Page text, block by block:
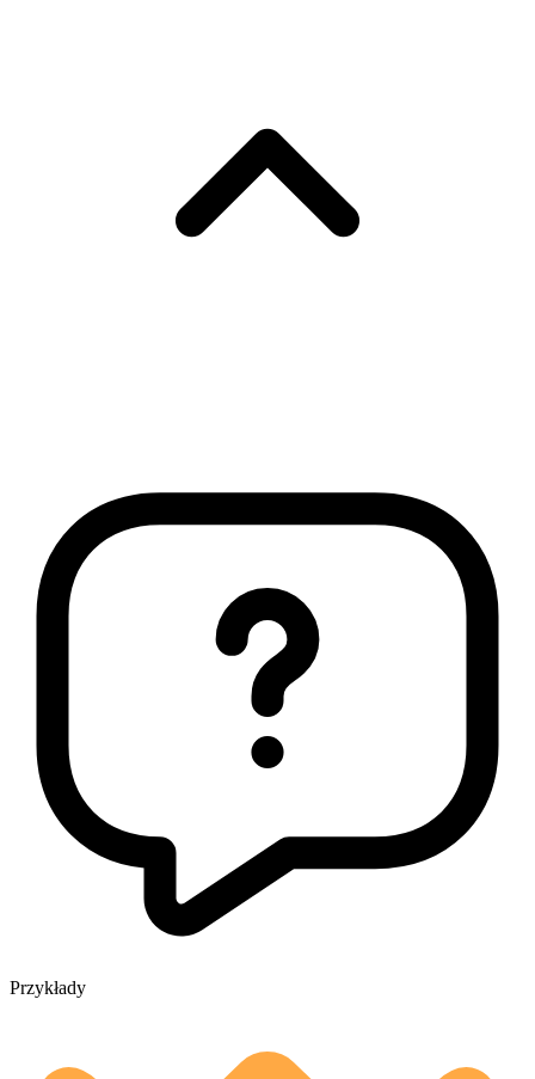
Przykłady